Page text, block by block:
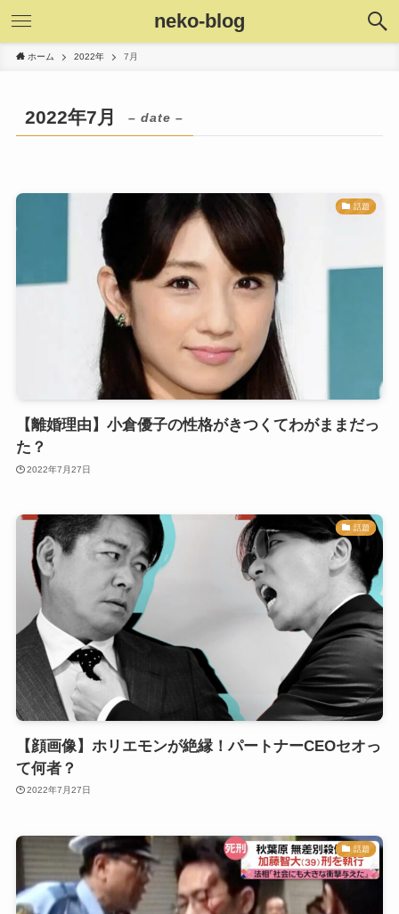
neko-blog
ホーム 2022年 7月
2022年7月 – date –
話題
【離婚理由】小倉優子の性格がきつくてわがままだっ
た？
2022年7月27日
話題
【顔画像】ホリエモンが絶縁！パートナーCEOセオっ
て何者？
2022年7月27日
話題